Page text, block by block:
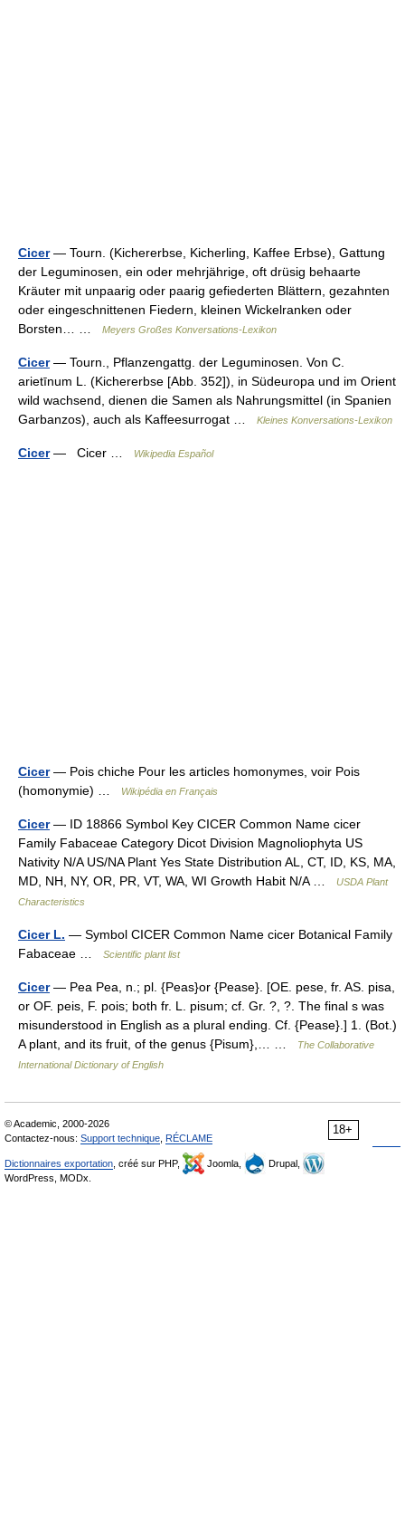
Cicer— Tourn. (Kichererbse, Kicherling, Kaffee Erbse), Gattung
der Leguminosen, ein oder mehrjährige, oft drüsig behaarte
Kräuter mit unpaarig oder paarig gefiederten Blättern, gezahnten
oder eingeschnittenen Fiedern, kleinen Wickelranken oder
Borsten… …
Meyers Großes Konversations-Lexikon
Cicer— Tourn., Pflanzengattg. der Leguminosen. Von C.
arietīnum L. (Kichererbse [Abb. 352]), in Südeuropa und im Orient
wild wachsend, dienen die Samen als Nahrungsmittel (in Spanien
Garbanzos), auch als Kaffeesurrogat …
Kleines Konversations-Lexikon
Cicer— Cicer … Wikipedia Español
Cicer— Pois chiche Pour les articles homonymes, voir Pois
(homonymie) …
Wikipédia en Français
Cicer— ID 18866 Symbol Key CICER Common Name cicer
Family Fabaceae Category Dicot Division Magnoliophyta US
Nativity N/A US/NA Plant Yes State Distribution AL, CT, ID, KS, MA,
MD, NH, NY, OR, PR, VT, WA, WI Growth Habit N/A …
USDA Plant
Characteristics
Cicer L. — Symbol CICER Common Name cicer Botanical Family
Fabaceae …
Scientific plant list
Cicer— Pea Pea, n.; pl. {Peas}or {Pease}. [OE. pese, fr. AS. pisa,
or OF. peis, F. pois; both fr. L. pisum; cf. Gr. ?, ?. The final s was
misunderstood in English as a plural ending. Cf. {Pease}.] 1. (Bot.)
A plant, and its fruit, of the genus {Pisum},… …
The Collaborative
International Dictionary of English
18+
© Academic, 2000-2026
Contactez-nous: Support technique RÉCLAME
Dictionnaires exportation , créé sur PHP, Joomla,
Drupal,
WordPress, MODx.